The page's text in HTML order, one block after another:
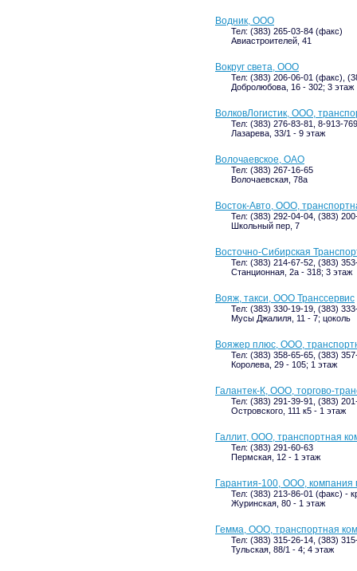
Водник, ООО
Тел: (383) 265-03-84 (факс)
Авиастроителей, 41
Вокруг света, ООО
Тел: (383) 206-06-01 (факс),
Добролюбова, 16 - 302; 3 этаж
ВолковЛогистик, ООО,
Тел: (383) 276-83-81, 8-913-
Лазарева, 33/1 - 9 этаж
Волочаевское, ОАО
Тел: (383) 267-16-65
Волочаевская, 78а
Восток-Авто, ООО,
Тел: (383) 292-04-04, (383)
Школьный пер, 7
Восточно-Сибирская
Тел: (383) 214-67-52, (383)
Станционная, 2а - 318; 3 этаж
Вояж, такси, ООО Транссервис
Тел: (383) 330-19-19, (383)
Мусы Джалиля, 11 - 7; цоколь
Вояжер плюс, ООО,
Тел: (383) 358-65-65, (383)
Королева, 29 - 105; 1 этаж
Галантек-К, ООО, торгово-
Тел: (383) 291-39-91, (383)
Островского, 111 к5 - 1 этаж
Галлит, ООО, транспортная
Тел: (383) 291-60-63
Пермская, 12 - 1 этаж
Гарантия-100, ООО, компания
Тел: (383) 213-86-01 (факс) -
Журинская, 80 - 1 этаж
Гемма, ООО, транспортная
Тел: (383) 315-26-14, (383)
Тульская, 88/1 - 4; 4 этаж